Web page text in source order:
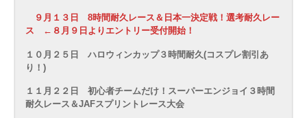
９月１３日 8時間耐久レース＆日本一決定戦！選考耐久レー
ス
←８月９日よりエントリー受付開始！
１０月２５日 ハロウィンカップ３時間耐久(コスプレ割引あ
り！)
１１月２２日 初心者チームだけ！スーパーエンジョイ３時間
耐久レース＆JAFスプリントレース大会